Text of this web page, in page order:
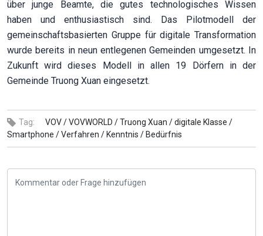
über junge Beamte, die gutes technologisches Wissen
haben und enthusiastisch sind. Das Pilotmodell der
gemeinschaftsbasierten Gruppe für digitale Transformation
wurde bereits in neun entlegenen Gemeinden umgesetzt. In
Zukunft wird dieses Modell in allen 19 Dörfern in der
Gemeinde Truong Xuan eingesetzt.
Tag: VOV /VOVWORLD /Truong Xuan /digitale Klasse /
Smartphone /Verfahren / Kenntnis / Bedürfnis